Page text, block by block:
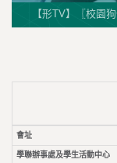
【形TV】〖校園
會址
學聯辦事處及學生活動中心